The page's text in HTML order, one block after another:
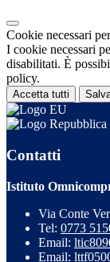
Cookie necessari
I cookie necessari
disabilitati. È
policy.
Accetta tutti
Contatti
Istituto
Via Conte
Tel: 0773
Email:
Email: